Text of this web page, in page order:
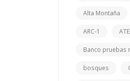
Alta Montaña
ARC-1
Banco pruebas
bosques